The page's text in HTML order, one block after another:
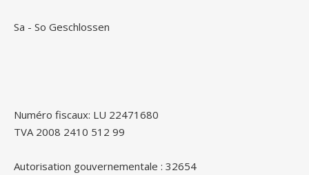
Sa - So Geschlossen
Numéro fiscaux: LU 22471680
TVA 2008 2410 512 99
Autorisation gouvernementale : 32654